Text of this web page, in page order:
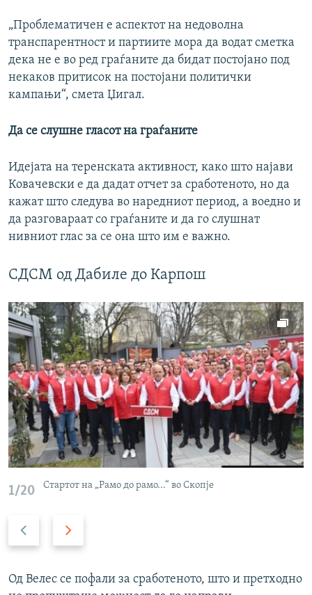
„Проблематичен е аспектот на недоволна
транспарентност и партиите мора да водат сметка
дека не е во ред граѓаните да бидат постојано под
некаков притисок на постојани политички
кампањи“, смета Џигал.
Да се слушне гласот на граѓаните
Идејата на теренската активност, како што најави
Ковачевски е да дадат отчет за сработеното, но да
кажат што следува во наредниот период, а воедно и
да разговараат со граѓаните и да го слушнат
нивниот глас за се она што им е важно.
СДСМ од Дабиле до Карпош
1/20 Стартот на „Рамо до рамо...“ во Скопје
v
t
Од Велес се пофали за сработеното, што и претходно